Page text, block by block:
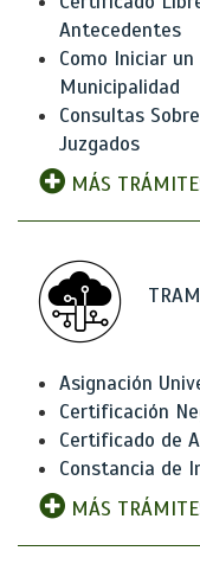
Antecedentes
Como Iniciar
Municipalidad
Consultas
Juzgados
MÁS
Asignación
Certificación
Certificado de
Constancia de
MÁS